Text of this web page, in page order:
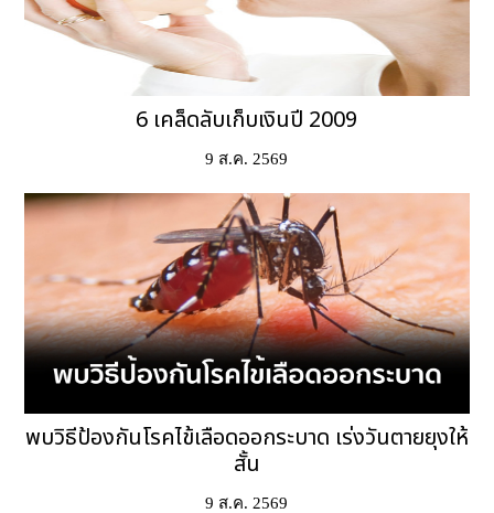
6 เคล็ดลับเก็บเงินปี 2009
9 ส.ค. 2569
พบวิธีป้องกันโรคไข้เลือดออกระบาด เร่งวันตายยุงให้
สั้น
9 ส.ค. 2569